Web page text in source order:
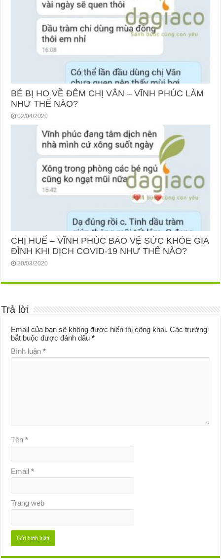
BÉ BỊ HO VỀ ĐÊM CHỊ VÂN – VĨNH PHÚC LÀM
NHƯ THẾ NÀO?
02/04/2020
CHỊ HUẾ – VĨNH PHÚC BẢO VỆ SỨC KHỎE GIA
ĐÌNH KHI DỊCH COVID-19 NHƯ THẾ NÀO?
30/03/2020
Trả lời
Email của bạn sẽ không được hiển thị công khai. Các trường
bắt buộc được đánh dấu*
Bình luận*
Tên*
Email*
Trang web